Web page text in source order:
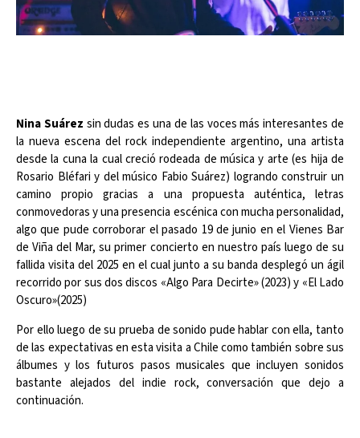
Nina Suárez sin dudas es una de las voces más interesantes de
la nueva escena del rock independiente argentino, una artista
desde la cuna la cual creció rodeada de música y arte (es hija de
Rosario Bléfari y del músico Fabio Suárez) logrando construir un
camino propio gracias a una propuesta auténtica, letras
conmovedoras y una presencia escénica con mucha personalidad,
algo que pude corroborar el pasado 19 de junio en el Vienes Bar
de Viña del Mar, su primer concierto en nuestro país luego de su
fallida visita del 2025 en el cual junto a su banda desplegó un ágil
recorrido por sus dos discos «Algo Para Decirte» (2023) y «El Lado
Oscuro»(2025)
Por ello luego de su prueba de sonido pude hablar con ella, tanto
de las expectativas en esta visita a Chile como también sobre sus
álbumes y los futuros pasos musicales que incluyen sonidos
bastante alejados del indie rock, conversación que dejo a
continuación.